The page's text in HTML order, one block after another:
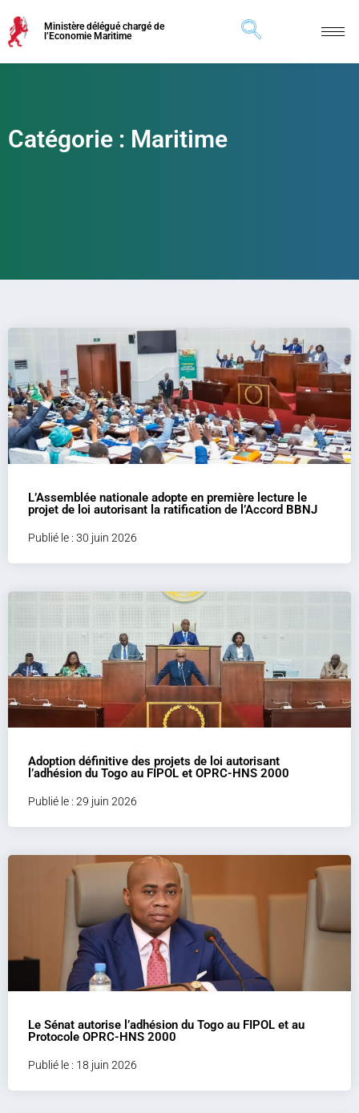
Ministère délégué chargé de
l’Economie Maritime
Catégorie : Maritime
L’Assemblée nationale adopte en première lecture le
projet de loi autorisant la ratification de l’Accord BBNJ
Publié le : 30 juin 2026
Adoption définitive des projets de loi autorisant
l’adhésion du Togo au FIPOL et OPRC-HNS 2000
Publié le : 29 juin 2026
Le Sénat autorise l’adhésion du Togo au FIPOL et au
Protocole OPRC-HNS 2000
Publié le : 18 juin 2026